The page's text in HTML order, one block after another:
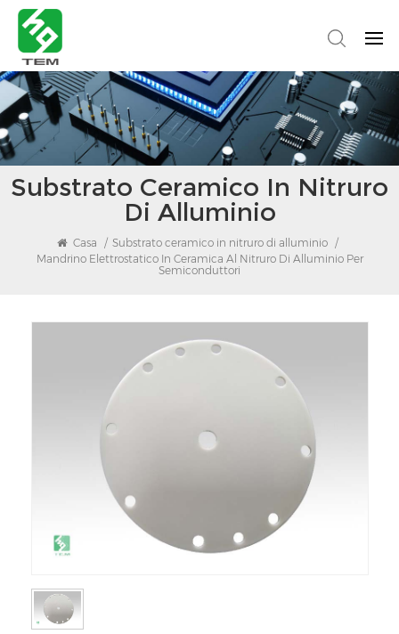
Substrato Ceramico In Nitruro
Di Alluminio
Casa / Substrato ceramico in nitruro di alluminio
/
Mandrino Elettrostatico In Ceramica Al Nitruro Di Alluminio Per
Semiconduttori